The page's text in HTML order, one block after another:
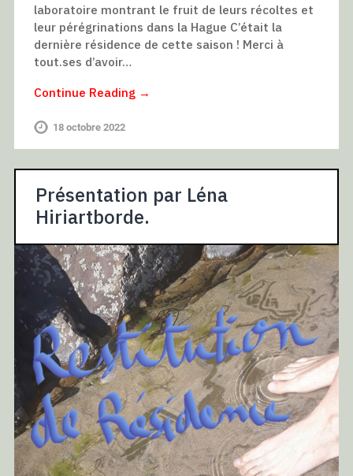
laboratoire montrant le fruit de leurs récoltes et
leur pérégrinations dans la Hague C’était la
dernière résidence de cette saison ! Merci à
tout.ses d’avoir…
Continue Reading →
18 octobre 2022
Présentation par Léna
Hiriartborde.